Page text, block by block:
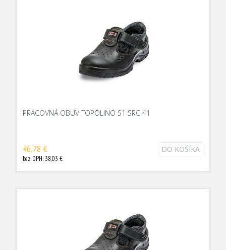
PRACOVNÁ OBUV TOPOLINO S1 SRC 41
46,78 €
bez DPH: 38,03 €
DO KOŠÍKA